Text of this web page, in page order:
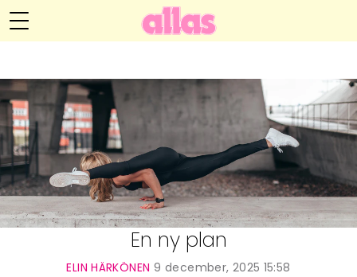
Hälsa
Relationer
Handarbete
Elin Härkönens blogg
Hem
Om Elin
Kategorier
Arkiv
Kontakt
En ny plan
ELIN HÄRKÖNEN 9 december, 2025 15:58